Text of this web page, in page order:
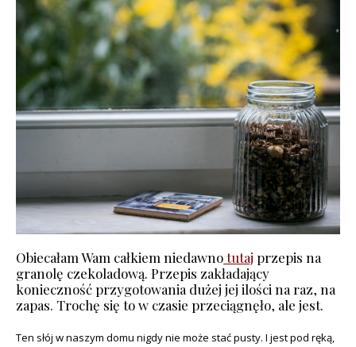
Obiecałam Wam całkiem niedawnotutaj przepis na
granolę czekoladową. Przepis zakładający
konieczność przygotowania dużej jej ilości na raz, na
zapas. Trochę się to w czasie przeciągnęło, ale jest.
Ten słój w naszym domu nigdy nie może stać pusty. I jest pod ręką,